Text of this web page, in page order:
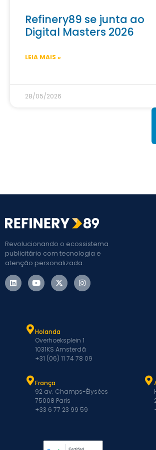
Refinery89 se junta ao
Digital Masters 2026
LEIA MAIS »
28/05/2026
Revolucionando o ecossistema
publicitário com tecnologia e
atenção personalizada.
Holanda
Overhoeksplein 1
1031KS Amsterdã
+31 (06) 11 74 78 09
França
92 av. Champs-Élysées
75008 Paris
+33 6 77 23 99 59